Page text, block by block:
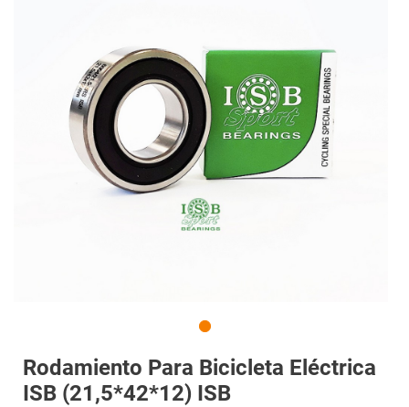
Rodamiento Para Bicicleta Eléctrica
ISB (21,5*42*12) ISB